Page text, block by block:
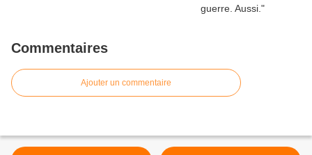
Commentaires
Ajouter un commentaire